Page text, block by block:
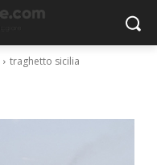
traghetto sicilia